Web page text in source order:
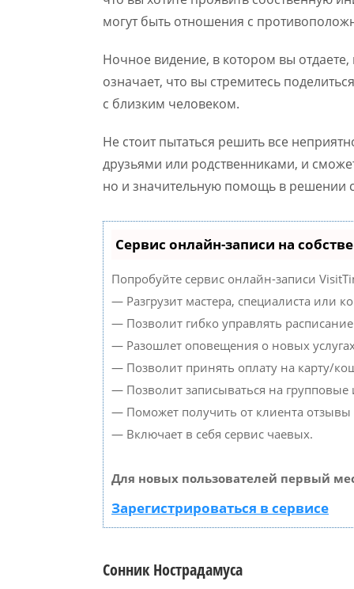
могут быть отношения с
Ночное видение, в котором вы
означает, что вы стремитесь
с близким человеком.
Не стоит пытаться решить все
друзьями или родственниками, и
но и значительную помощь в решении
Сервис онлайн-записи на
Попробуйте сервис онлайн-записи
— Разгрузит мастера, специалиста или
— Позволит гибко управлять
— Разошлет оповещения о новых
— Позволит принять оплату на карту/
— Позволит записываться на
— Поможет получить от клиента отзывы
— Включает в себя сервис чаевых.
Для новых пользователей первый
Зарегистрироваться в сервисе
Сонник Нострадамуса